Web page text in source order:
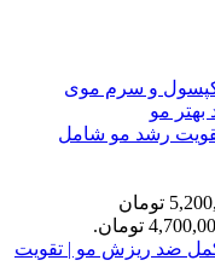
رشد مو شامل
قیمت اصلی: 5,200,000 تومان